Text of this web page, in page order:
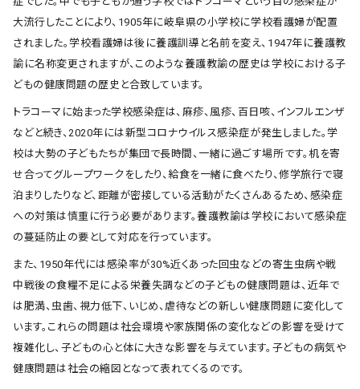
大流行したことにより、1905年に岐阜県の小学校に学校看護婦が配置
されました。学校看護婦は後に養護訓導と名前を変え、1947年に養護教
諭に名称変更されますが、このような養護教諭の歴史は学校における子
どもの健康問題の歴史と合致しています。
トラコーマに始まった学校感染症は、麻疹、風疹、百日咳、インフルエンザ
などと続き、2020年には新型コロナウイルス感染症が発生しました。学
校は大勢の子どもたちが集団で長時間、一緒に過ごす場所です。机を寄
せ合ってグループワークをしたり、給食を一緒に食べたり、修学旅行で寝
泊まりしたりなど、距離が密接している活動がたくさんあるため、感染症
への対策は慎重に行う必要があります。養護教諭は学校において感染症
の蔓延防止の要として対応を行っています。
また、1950年代には感染率が30%近くあった回虫などの寄生虫病や戦
中戦後の食糧不足による栄養失調などの子どもの健康問題は、近年で
は肥満、虫歯、視力低下、いじめ、虐待などの新しい健康問題に変化して
います。これらの問題は社会環境や家族関係の変化などの影響を受けて
複雑化し、子どもの心と体に大きな影響を与えています。子どもの病気や
健康問題は社会の縮図となって表れてくるのです。